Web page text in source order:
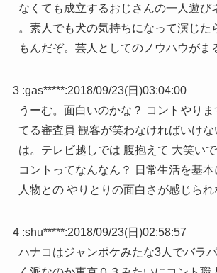
なくても成立するおじさんの一人遊び
。素人でも犬の気持ちになって演じた
もんだぞ。芸人としてのノウハウがま
3 :gas*****:2018/09/23(日)03:04:00
うーむ。面白いのかな？ コントやり
てる審査員 観客が笑わなければいけ
は。テレビ越しでは 腹抱えて 大笑い
コントってなんなん？ 日常生活を基
人物との やりとりの面白さが感じられ
4 :shu*****:2018/09/23(日)02:58:57
ハナコはジャンポケみたな3人でバラ